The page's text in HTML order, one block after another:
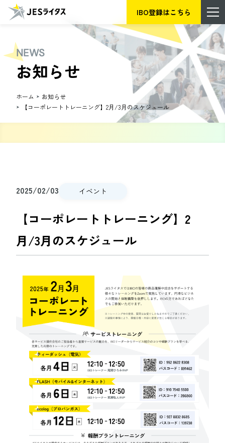
IBO登録はこちら
NEWS
お知らせ
ホーム
お知らせ
【コーポレートトレーニング】2月/3月のスケジュール
2025/02/03 イベント
【コーポレートトレーニング】2
月/3月のスケジュール